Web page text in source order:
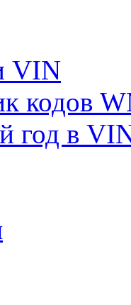
VIN
кодов
год в